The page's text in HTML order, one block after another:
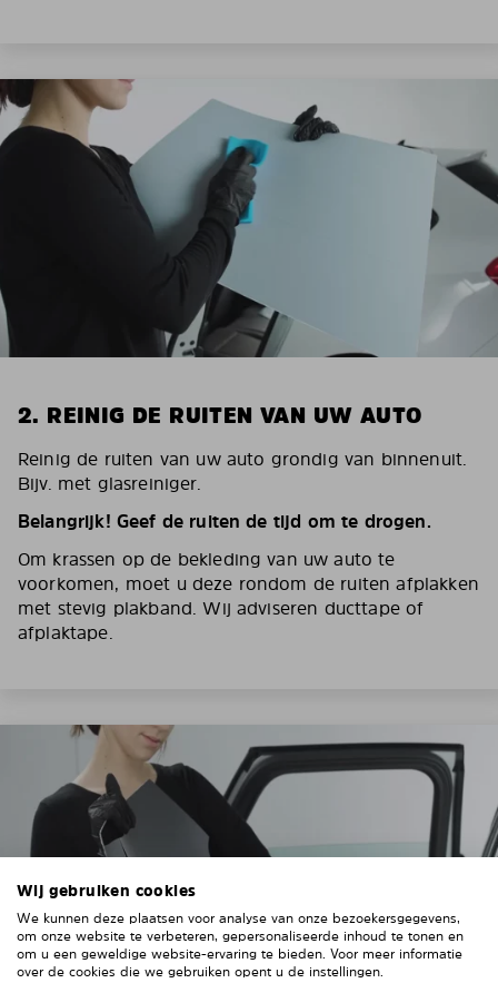
2. REINIG DE RUITEN VAN UW AUTO
Reinig de ruiten van uw auto grondig van binnenuit.
Bijv. met glasreiniger.
Belangrijk! Geef de ruiten de tijd om te drogen.
Om krassen op de bekleding van uw auto te
voorkomen, moet u deze rondom de ruiten afplakken
met stevig plakband. Wij adviseren ducttape of
afplaktape.
Wij gebruiken cookies
We kunnen deze plaatsen voor analyse van onze bezoekersgegevens,
om onze website te verbeteren, gepersonaliseerde inhoud te tonen en
om u een geweldige website-ervaring te bieden. Voor meer informatie
over de cookies die we gebruiken opent u de instellingen.